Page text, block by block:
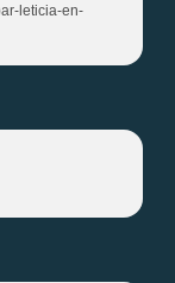
leticia-en-